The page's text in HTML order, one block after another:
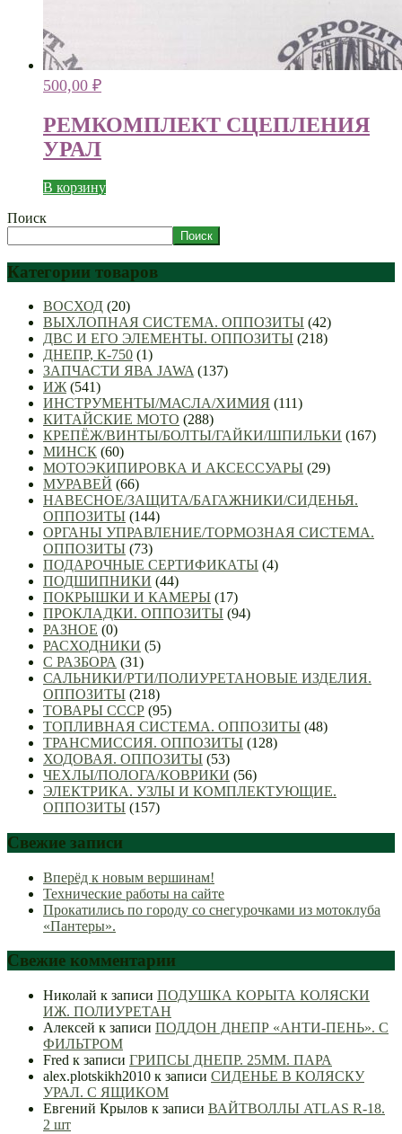
500,00 ₽
РЕМКОМПЛЕКТ СЦЕПЛЕНИЯ
УРАЛ
В корзину
Поиск
Поиск
Категории товаров
ВОСХОД (20)
ВЫХЛОПНАЯ СИСТЕМА. ОППОЗИТЫ (42)
ДВС И ЕГО ЭЛЕМЕНТЫ. ОППОЗИТЫ (218)
ДНЕПР, К-750 (1)
ЗАПЧАСТИ ЯВА JAWA (137)
ИЖ (541)
ИНСТРУМЕНТЫ/МАСЛА/ХИМИЯ (111)
КИТАЙСКИЕ МОТО (288)
КРЕПЁЖ/ВИНТЫ/БОЛТЫ/ГАЙКИ/ШПИЛЬКИ (167)
МИНСК (60)
МОТОЭКИПИРОВКА И АКСЕССУАРЫ (29)
МУРАВЕЙ (66)
НАВЕСНОЕ/ЗАЩИТА/БАГАЖНИКИ/СИДЕНЬЯ.
ОППОЗИТЫ (144)
ОРГАНЫ УПРАВЛЕНИЕ/ТОРМОЗНАЯ СИСТЕМА.
ОППОЗИТЫ (73)
ПОДАРОЧНЫЕ СЕРТИФИКАТЫ (4)
ПОДШИПНИКИ (44)
ПОКРЫШКИ И КАМЕРЫ (17)
ПРОКЛАДКИ. ОППОЗИТЫ (94)
РАЗНОЕ (0)
РАСХОДНИКИ (5)
С РАЗБОРА (31)
САЛЬНИКИ/РТИ/ПОЛИУРЕТАНОВЫЕ ИЗДЕЛИЯ.
ОППОЗИТЫ (218)
ТОВАРЫ СССР (95)
ТОПЛИВНАЯ СИСТЕМА. ОППОЗИТЫ (48)
ТРАНСМИССИЯ. ОППОЗИТЫ (128)
ХОДОВАЯ. ОППОЗИТЫ (53)
ЧЕХЛЫ/ПОЛОГА/КОВРИКИ (56)
ЭЛЕКТРИКА. УЗЛЫ И КОМПЛЕКТУЮЩИЕ.
ОППОЗИТЫ (157)
Свежие записи
Вперёд к новым вершинам!
Технические работы на сайте
Прокатились по городу со снегурочками из мотоклуба
«Пантеры».
Свежие комментарии
Николай к записи ПОДУШКА КОРЫТА КОЛЯСКИ
ИЖ. ПОЛИУРЕТАН
Алексей к записи ПОДДОН ДНЕПР «АНТИ-ПЕНЬ». С
ФИЛЬТРОМ
Fred к записи ГРИПСЫ ДНЕПР. 25ММ. ПАРА
alex.plotskikh2010 к записи СИДЕНЬЕ В КОЛЯСКУ
УРАЛ. С ЯЩИКОМ
Евгений Крылов к записи ВАЙТВОЛЛЫ ATLAS R-18.
2 шт